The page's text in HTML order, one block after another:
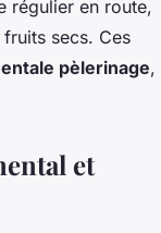
régulier en route,
secs. Ces
pèlerinage,
et